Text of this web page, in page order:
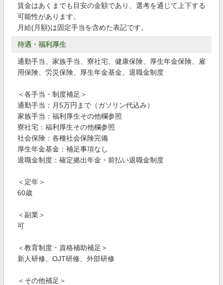
賃金はあくまでも目安の金額であり、選考を通じて上下する
可能性があります。
月給(月額)は固定手当を含めた表記です。
待遇・福利厚生
通勤手当、家族手当、寮社宅、健康保険、厚生年金保険、雇
用保険、労災保険、厚生年金基金、退職金制度
＜各手当・制度補足＞
通勤手当：月5万円まで（ガソリン代込み）
家族手当：福利厚生その他欄参照
寮社宅：福利厚生その他欄参照
社会保険：各種社会保険完備
厚生年金基金：補足事項なし
退職金制度：確定拠出年金・前払い退職金制度
＜定年＞
60歳
＜副業＞
可
＜教育制度・資格補助補足＞
新人研修、OJT研修、外部研修
＜その他補足＞